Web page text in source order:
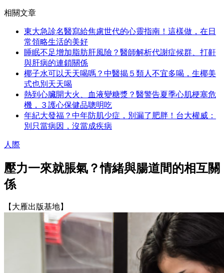
相關文章
東大急診名醫寫給焦慮世代的心靈指南！這樣做，在日
常領略生活的美好
睡眠不足增加脂肪肝風險？醫師解析代謝症候群、打鼾
與肝病的連鎖關係
椰子水可以天天喝嗎？中醫揭５類人不宜多喝，生椰美
式也別天天喝
熱到心臟開大火、血液變糖漿？醫警告夏季心肌梗塞危
機，３護心保健品聰明吃
年紀大發福？中年防肌少症，別漏了肥胖！台大權威：
別只當病因，沒當成疾病
人際
壓力一來就脹氣？情緒與腸道間的相互關
係
【大雁出版基地】